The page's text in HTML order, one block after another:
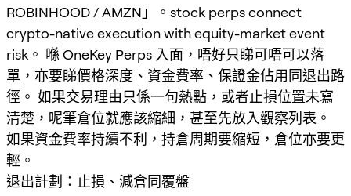
ROBINHOOD / AMZN」。stock perps connect
crypto-native execution with equity-market event
risk。 喺 OneKey Perps 入面，唔好只睇可唔可以落
單，亦要睇價格深度、資金費率、保證金佔用同退出路
徑。 如果交易理由只係一句熱點，或者止損位置未寫
清楚，呢筆倉位就應該縮細，甚至先放入觀察列表。
如果資金費率持續不利，持倉周期要縮短，倉位亦要更
輕。
退出計劃：止損、減倉同覆盤